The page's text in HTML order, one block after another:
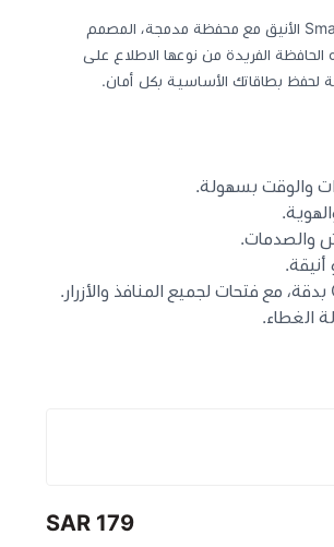
ارتقِ بتجربتك مع هاتف Galaxy S24 Ultra باقتناء غطاء Smart View الأنيق مع محفظة مدمجة، المصمم
الفريدة من نوعها الاطلاع على
لحفظ بطاقاتك الأساسية بكل أمان.
والصدمات.
الغطاء.
179 SAR